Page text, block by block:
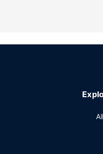
concierge-tjenester og
værelset, og nyd godt af
din yndlingsdrink.